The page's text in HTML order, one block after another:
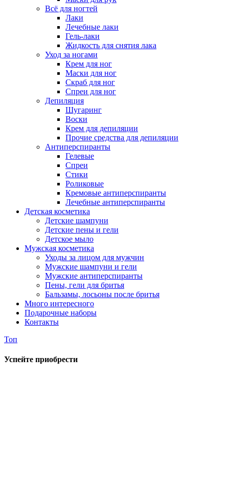
Всё для ногтей
Лаки
Лечебные лаки
Гель-лаки
Жидкость для снятия лака
Уход за ногами
Крем для ног
Маски для ног
Скраб для ног
Спреи для ног
Депиляция
Шугаринг
Воски
Крем для депиляции
Прочие средства для депиляции
Антиперспиранты
Гелевые
Спреи
Стики
Роликовые
Кремовые антиперспиранты
Лечебные антиперспиранты
Детская косметика
Детские шампуни
Детские пены и гели
Детское мыло
Мужская косметика
Уходы за лицом для мужчин
Мужские шампуни и гели
Мужские антиперспиранты
Пены, гели для бритья
Бальзамы, лосьоны после бритья
Много интересного
Подарочные наборы
Контакты
Топ
Успейте приобрести